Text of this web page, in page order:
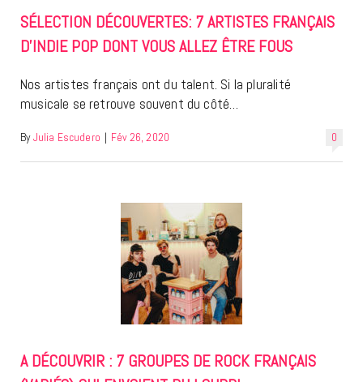
SÉLECTION DÉCOUVERTES: 7 ARTISTES FRANÇAIS
D’INDIE POP DONT VOUS ALLEZ ÊTRE FOUS
Nos artistes français ont du talent. Si la pluralité
musicale se retrouve souvent du côté…
0
By Julia Escudero | Fév 26, 2020
A DÉCOUVRIR : 7 GROUPES DE ROCK FRANÇAIS